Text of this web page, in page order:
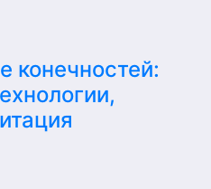
конечностей: